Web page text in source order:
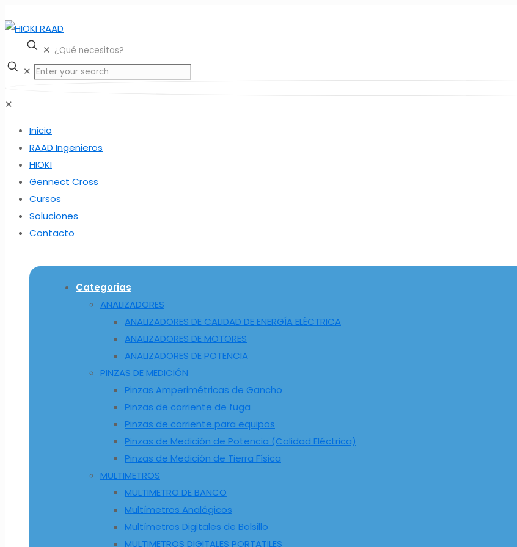
✕
✕
✕
Inicio
RAAD Ingenieros
HIOKI
Gennect Cross
Cursos
Soluciones
Contacto
Categorias
ANALIZADORES
ANALIZADORES DE CALIDAD DE ENERGÍA ELÉCTRICA
ANALIZADORES DE MOTORES
ANALIZADORES DE POTENCIA
PINZAS DE MEDICIÓN
Pinzas Amperimétricas de Gancho
Pinzas de corriente de fuga
Pinzas de corriente para equipos
Pinzas de Medición de Potencia (Calidad Eléctrica)
Pinzas de Medición de Tierra Física
MULTIMETROS
MULTIMETRO DE BANCO
Multímetros Analógicos
Multímetros Digitales de Bolsillo
MULTIMETROS DIGITALES PORTATILES